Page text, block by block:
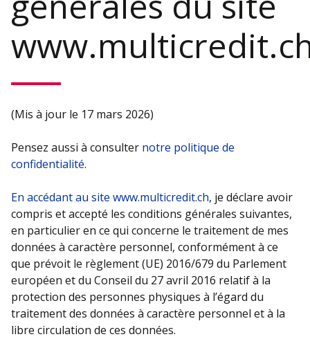
(Mis à jour le 17 mars 2026)
Pensez aussi à consulter notre politique de
confidentialité.
En accédant au site www.multicredit.ch, je déclare avoir
compris et accepté les conditions générales suivantes,
en particulier en ce qui concerne le traitement de mes
données à caractère personnel, conformément à ce
que prévoit le règlement (UE) 2016/679 du Parlement
européen et du Conseil du 27 avril 2016 relatif à la
protection des personnes physiques à l’égard du
traitement des données à caractère personnel et à la
libre circulation de ces données.